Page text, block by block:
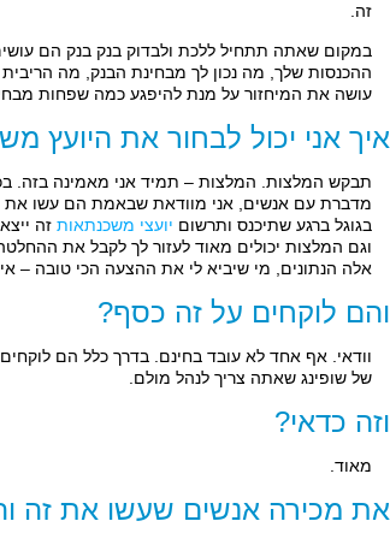
זה.
במקום שאתה תתחיל ללכת ולבדוק בנק בנק הם
ההכנסות שלך, מה נכון לך מבחינת הבנק, מה
עושה את המיחזור על מנת להיפגע כמה שפחות
איך אני יכול לבחור את היועץ
תבקש המלצות. המלצות – תמיד אני מאמינה בזה.
מדברת עם אנשים, אני מוודאת שבאמת הם עשו את
בגוגל ברגע שתיכנס ותרשום יועצי משכנתאות זה
וגם המלצות יכולים מאוד לעזור לך לקבל את
אלה הנתונים, מי שיביא לי את ההצעה הכי טובה –
והם לוקחים על זה כסף?
וודאי. אף אחד לא עובד בחינם. בדרך כלל הם
של שופינג שאתה צריך לנהל מולם.
וזה כדאי?
מאוד.
את מכירה אנשים שעשו את זה